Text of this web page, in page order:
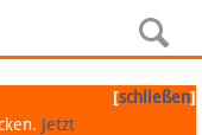
[schließen]
Jetzt